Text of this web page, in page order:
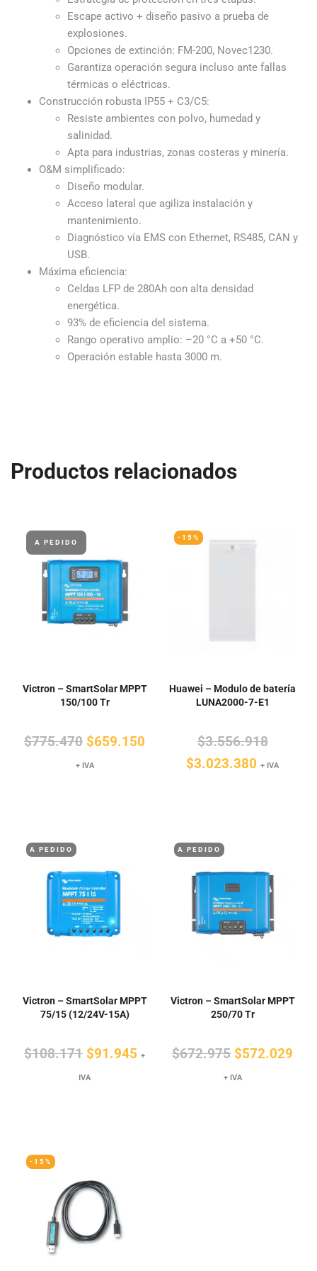
Escape activo + diseño pasivo a prueba de
explosiones.
Opciones de extinción: FM-200, Novec1230.
Garantiza operación segura incluso ante fallas
térmicas o eléctricas.
Construcción robusta IP55 + C3/C5:
Resiste ambientes con polvo, humedad y
salinidad.
Apta para industrias, zonas costeras y minería.
O&M simplificado:
Diseño modular.
Acceso lateral que agiliza instalación y
mantenimiento.
Diagnóstico vía EMS con Ethernet, RS485, CAN y
USB.
Máxima eficiencia:
Celdas LFP de 280Ah con alta densidad
energética.
93% de eficiencia del sistema.
Rango operativo amplio: –20 °C a +50 °C.
Operación estable hasta 3000 m.
Productos relacionados
A PEDIDO
Victron – SmartSolar MPPT
150/100 Tr
$775.470 El
precio
$659.150
+ IVA
-15%
Huawei – Modulo de batería
LUNA2000-7-E1
$3.556.918El
precio
$3.023.380 El
+ IVA
A PEDIDO
Victron – SmartSolar MPPT
75/15 (12/24V-15A)
$108.171 El
precio
$91.945 El
+
IVA
A PEDIDO
Victron – SmartSolar MPPT
250/70 Tr
$672.975 El
precio
$572.029
+ IVA
-15%